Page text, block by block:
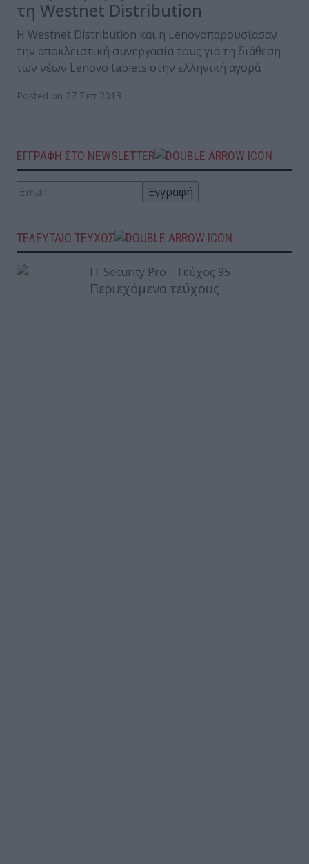
τη Westnet Distribution
H Westnet Distribution και η Lenovoπαρουσίασαν
την αποκλειστική συνεργασία τους για τη διάθεση
των νέων Lenovo tablets στην ελληνική αγορά
Posted on 27 Σεπ 2013
ΕΓΓΡΑΦΗ ΣΤΟ NEWSLETTER
ΤΕΛΕΥΤΑΙΟ ΤΕΥΧΟΣ
Περιεχόμενα τεύχους